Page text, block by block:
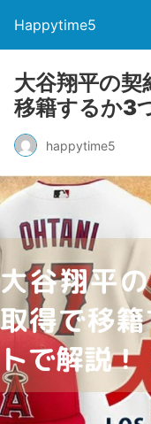
Happytime5
大谷翔平の契
移籍するか3
happytime5